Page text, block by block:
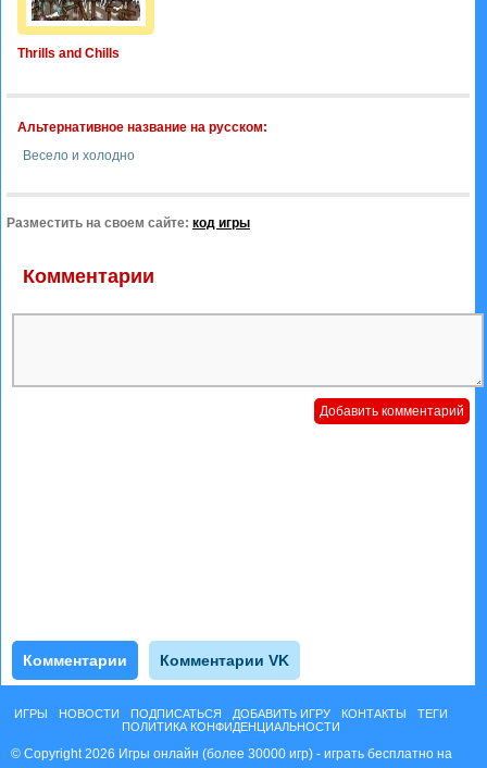
Thrills and Chills
Альтернативное название на русском:
Весело и холодно
Разместить на своем сайте: код игры
Комментарии
Комментарии Комментарии VK
ИГРЫ НОВОСТИ ПОДПИСАТЬСЯ ДОБАВИТЬ ИГРУ КОНТАКТЫ
ТЕГИ
ПОЛИТИКА КОНФИДЕНЦИАЛЬНОСТИ
© Copyright 2026 Игры онлайн (более 30000 игр) - играть бесплатно на